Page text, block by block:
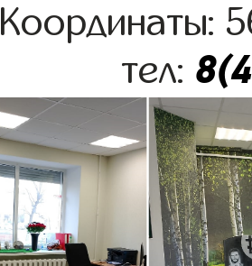
Координаты:
тел: